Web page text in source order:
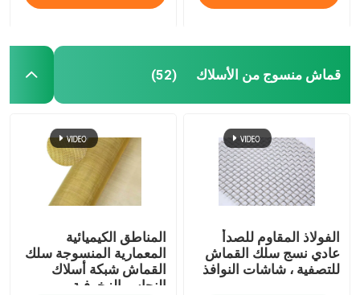
قماش منسوج من الأسلاك (52)
الفولاذ المقاوم للصدأ
عادي نسج سلك القماش
للتصفية ، شاشات النوافذ
المناطق الكيميائية
المعمارية المنسوجة سلك
القماش شبكة أسلاك
النحاس الزخرفية